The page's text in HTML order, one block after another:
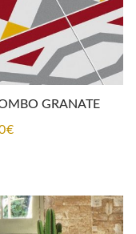
GRANATE
€Rango
desde
115,00€